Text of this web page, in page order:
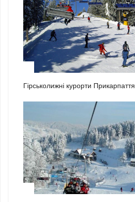
Гірськолижні курорти Прикарпаття